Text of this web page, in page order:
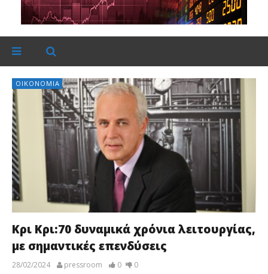
ΟΙΚΟΝΟΜΊΑ
Κρι Κρι:70 δυναμικά χρόνια λειτουργίας,
με σημαντικές επενδύσεις
28/02/2024 pressroom 0 0